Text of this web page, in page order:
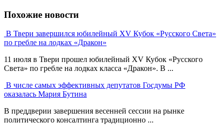
Похожие новости
В Твери завершился юбилейный XV Кубок «Русского Света»
по гребле на лодках «Дракон»
11 июля в Твери прошел юбилейный XV Кубок «Русского
Света» по гребле на лодках класса «Дракон». В ...
В числе самых эффективных депутатов Госдумы РФ
оказалась Мария Бутина
В преддверии завершения весенней сессии на рынке
политического консалтинга традиционно ...